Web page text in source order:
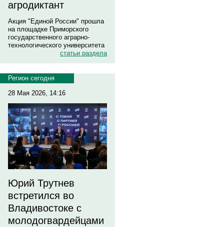
агродиктант
Акция "Единой России" прошла
на площадке Приморского
государственного аграрно-
технологического университета
статьи раздела
Регион сегодня
28 Мая 2026, 14:16
Юрий Трутнев
встретился во
Владивостоке с
молодогвардейцами